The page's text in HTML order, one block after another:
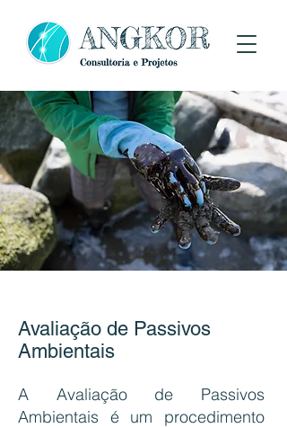
Avaliação de Passivos
Ambientais
A Avaliação de Passivos
Ambientais é um procedimento